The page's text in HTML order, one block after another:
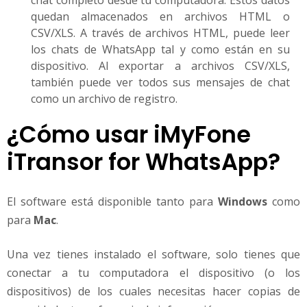
quedan almacenados en archivos HTML o
CSV/XLS. A través de archivos HTML, puede leer
los chats de WhatsApp tal y como están en su
dispositivo. Al exportar a archivos CSV/XLS,
también puede ver todos sus mensajes de chat
como un archivo de registro.
¿Cómo usar iMyFone
iTransor for WhatsApp?
El software está disponible tanto para Windows como
para Mac.
Una vez tienes instalado el software, solo tienes que
conectar a tu computadora el dispositivo (o los
dispositivos) de los cuales necesitas hacer copias de